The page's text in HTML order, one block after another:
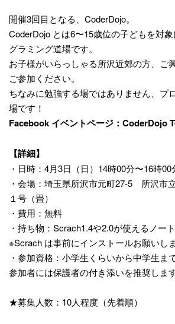
開催3回目となる、CoderDojo。
CoderDojo とは6〜15歳位の子どもを対
グラミング道場です。
お子様がいらっしゃる所沢近郊の方、ご
ご参加ください。
ちなみに勉強する場ではありません、プ
場です！
Facebook イベントページ： CoderDojo
【詳細】
・日時：4月3日（日）14時00分〜16時00
・会場：埼玉県所沢市元町27-5 所沢市
１号（畳）
・費用：無料
・持ち物：Scrach1.4や2.0が使えるノー
※Scrach は事前にインストールお願いし
・参加資格：小学生くらいから中学生ま
参加者には保護者の付き添いを推奨します
★募集人数：10人程度（先着順）